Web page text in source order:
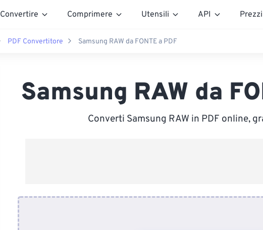
Convertire Comprimere Utensili API Prezzi
PDF Convertitore Samsung RAW da FONTE a PDF
Samsung RAW da
Converti Samsung RAW in PDF online,